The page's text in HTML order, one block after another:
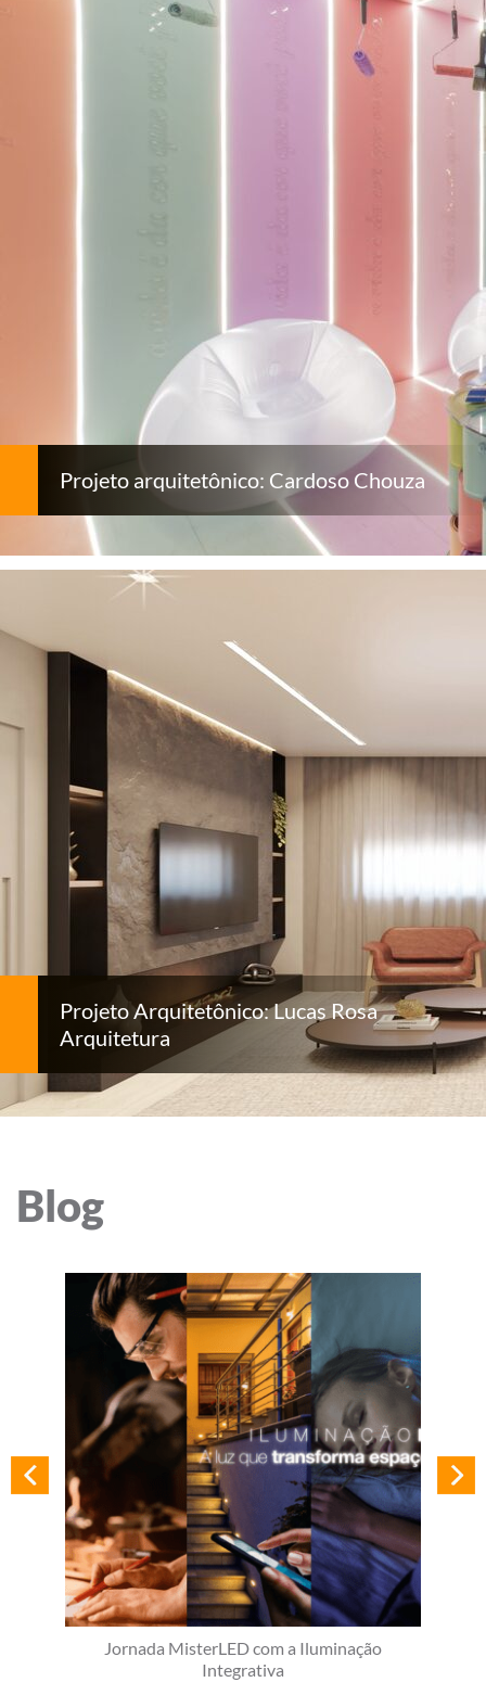
Projeto arquitetônico: Cardoso Chouza
Projeto Arquitetônico: Lucas Rosa
Arquitetura
Blog
Jornada MisterLED com a Iluminação
Integrativa